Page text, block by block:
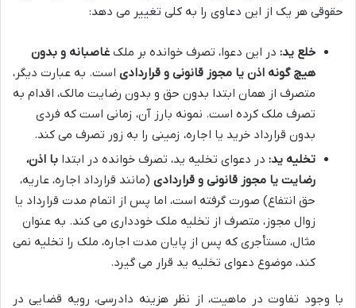
حقوقی هر یک از این دعاوی را به کلی تغییر می دهد:
خلع ید: در این دعوا، تصرف خوانده بر ملک غاصبانه و بدون
هیچ گونه اذن یا مجوز قانونی و قراردادی است. به عبارت دیگر،
متصرف از همان ابتدا بدون حق و بدون رضایت مالک، اقدام به
تصرف ملک کرده است. نمونه بارز آن، زمانی است که فردی
بدون قرارداد خرید یا اجاره، زمینی را به زور تصرف می کند.
تخلیه ید: در دعوای تخلیه ید، تصرف خوانده در ابتدا با اذن،
رضایت یا مجوز قانونی و قراردادی (مانند قرارداد اجاره، عاریه،
حق انتفاع) صورت گرفته است، اما پس از اتمام مدت قرارداد یا
زوال مجوز، متصرف از تخلیه ملک خودداری می کند. به عنوان
مثال، مستأجری که پس از پایان مدت اجاره، ملک را تخلیه نمی
کند، موضوع دعوای تخلیه ید قرار می گیرد.
با وجود تفاوت در ماهیت، از نظر هزینه دادرسی، رویه قضایی در